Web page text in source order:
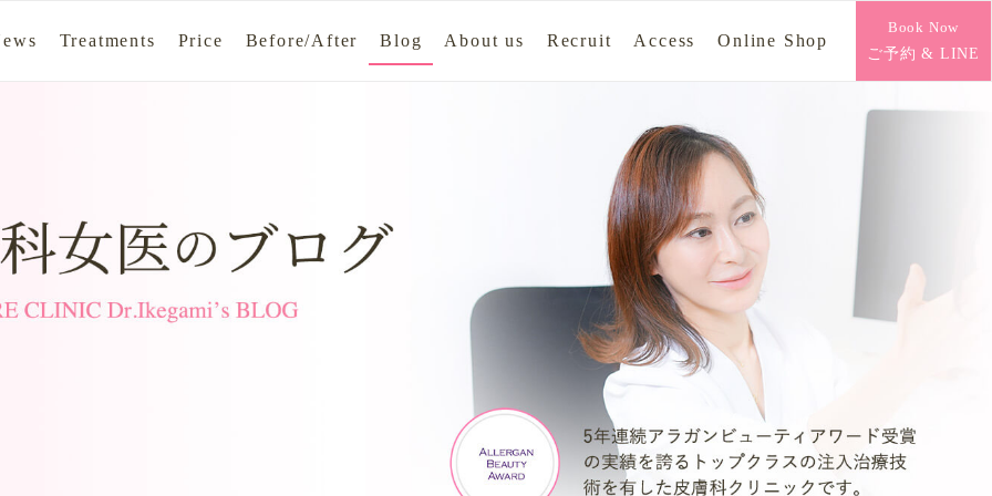
Treatments Price Before/After Blog About us Recruit Access Online Shop
Book Now
ご予約 & LINE